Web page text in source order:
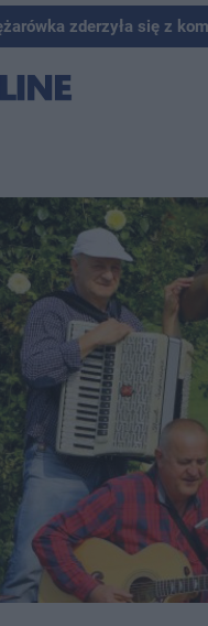
zderzyła się z